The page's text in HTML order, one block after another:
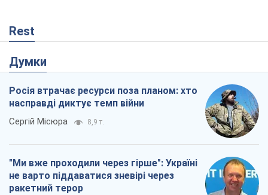
Rest
Думки
Росія втрачає ресурси поза планом: хто
насправді диктує темп війни
Сергій Місюра 8,9 т.
"Ми вже проходили через гірше": Україні
не варто піддаватися зневірі через
ракетний терор